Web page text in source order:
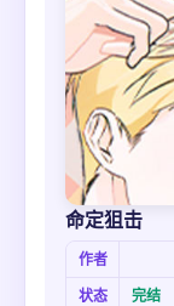
命定狙击
作者
状态
完结